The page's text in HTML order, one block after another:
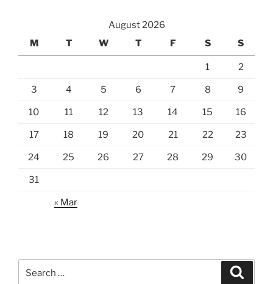
August 2026
M
T W T F S S
1 2
3 4 5 6 7 8 9
10 11 12 13 14 15 16
17 18 19 20 21 22 23
24 25 26 27 28 29 30
31
« Mar